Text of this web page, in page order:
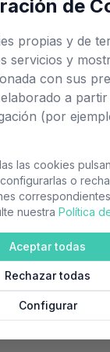
de
propias y de
servicios y
con sus
a partir
(por
las cookies
o
nuestra Política
Aceptar todas
Rechazar todas
Configurar
Page not
Return to Home